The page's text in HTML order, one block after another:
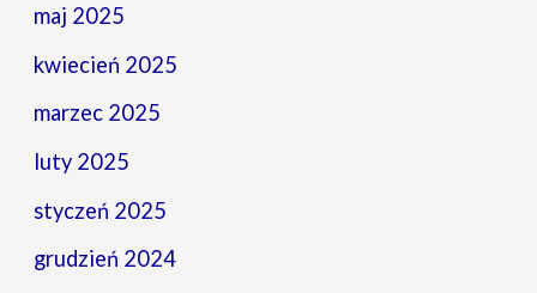
maj 2025
kwiecień 2025
marzec 2025
luty 2025
styczeń 2025
grudzień 2024